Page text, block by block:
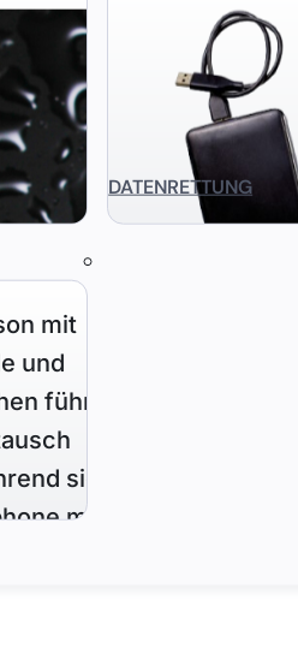
DATENRETTUNG